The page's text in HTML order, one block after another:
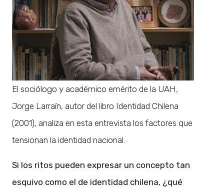
El sociólogo y académico emérito de la UAH,
Jorge Larraín, autor del libro Identidad Chilena
(2001), analiza en esta entrevista los factores que
tensionan la identidad nacional.
Si los ritos pueden expresar un concepto tan
esquivo como el de identidad chilena, ¿qué